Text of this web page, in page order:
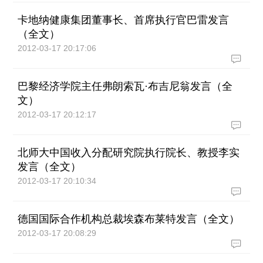
卡地纳健康集团董事长、首席执行官巴雷发言
（全文）
2012-03-17 20:17:06
巴黎经济学院主任弗朗索瓦·布吉尼翁发言（全
文）
2012-03-17 20:12:17
北师大中国收入分配研究院执行院长、教授李实
发言（全文）
2012-03-17 20:10:34
德国国际合作机构总裁埃森布莱特发言（全文）
2012-03-17 20:08:29